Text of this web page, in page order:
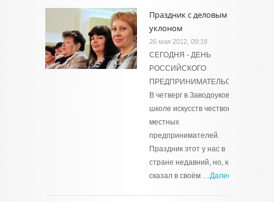
Праздник с деловым
уклоном
26 мая 2012, 09:18
СЕГОДНЯ - ДЕНЬ
РОССИЙСКОГО
ПРЕДПРИНИМАТЕЛЬСТВА.
В четверг в Заводоуковской
школе искусств чествовали
местных
предпринимателей.
Праздник этот у нас в
стране недавний, но, как
сказал в своём …Далее →